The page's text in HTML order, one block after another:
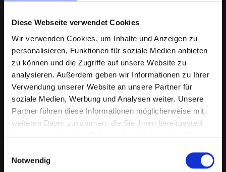
Diese Webseite verwendet Cookies
Wir verwenden Cookies, um Inhalte und Anzeigen zu
personalisieren, Funktionen für soziale Medien anbieten
zu können und die Zugriffe auf unsere Website zu
analysieren. Außerdem geben wir Informationen zu Ihrer
Verwendung unserer Website an unsere Partner für
soziale Medien, Werbung und Analysen weiter. Unsere
Partner führen diese Informationen möglicherweise mit
weiteren Daten zusammen, die Sie ihnen bereitgestellt
haben oder die sie im Rahmen Ihrer Nutzung der Dienste
Notwendig
Displayprobleme bei Ihrem
IPHONE-11-PRO-MAX in Achau